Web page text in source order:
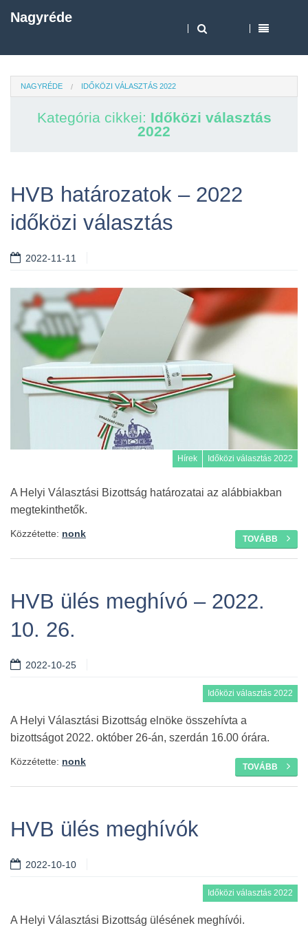
Nagyréde
NAGYRÉDE IDŐKÖZI VÁLASZTÁS 2022
Kategória cikkei: Időközi választás
2022
HVB határozatok – 2022
időközi választás
2022-11-11
Hírek Időközi választás 2022
A Helyi Választási Bizottság határozatai az alábbiakban
megtekinthetők.
TOVÁBB
Közzétette: nonk
HVB ülés meghívó – 2022.
10. 26.
2022-10-25
Időközi választás 2022
A Helyi Választási Bizottság elnöke összehívta a
bizottságot 2022. október 26-án, szerdán 16.00 órára.
TOVÁBB
Közzétette: nonk
HVB ülés meghívók
2022-10-10
Időközi választás 2022
A Helyi Választási Bizottság ülésének meghívói.